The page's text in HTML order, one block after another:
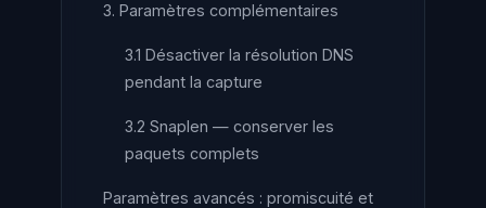
3. Paramètres complémentaires
3.1 Désactiver la résolution DNS
pendant la capture
3.2 Snaplen — conserver les
paquets complets
Paramètres avancés : promiscuité et